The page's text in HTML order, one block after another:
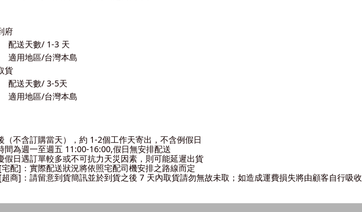
府
配送天數/ 1-3 天
適用地區/台灣本島
貨
配送天數/ 3-5天
適用地區/台灣本島
（不含訂購當天），約 1-2個工作天寄出，不含例假日
間為週一至週五 11:00-16:00,假日無安排配送
假日遇訂單較多或不可抗力天災因素，則可能延遲出貨
配]：實際配送狀況將依照宅配司機安排之路線而定
商]：請留意到貨簡訊並於到貨之後 7 天內取貨請勿無故未取；如造成運費損失將由顧客自行吸收